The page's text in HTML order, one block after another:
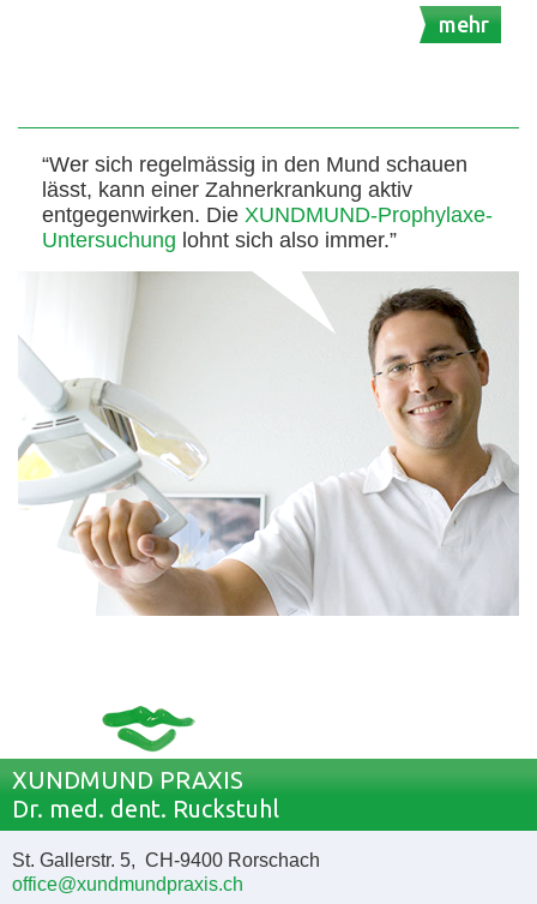
mehr
“Wer sich regelmässig in den Mund schauen
lässt, kann einer Zahnerkrankung aktiv
entgegenwirken. Die XUNDMUND-Prophylaxe-
Untersuchung lohnt sich also immer.”
XUNDMUND PRAXIS
Dr. med. dent. Ruckstuhl
St. Gallerstr. 5, CH-9400 Rorschach
office@xundmundpraxis.ch